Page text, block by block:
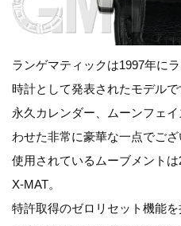
ランゲマティックは1997年に
時計として発表されたモデル
永久カレンダー、ムーンフェ
わせた非常に豪華な一点でござ
使用されているムーブメント
X-MAT。
特許取得のゼロリセット機能